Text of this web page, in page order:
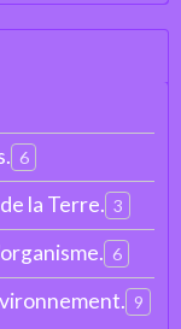
6
la Terre. 3
6
9